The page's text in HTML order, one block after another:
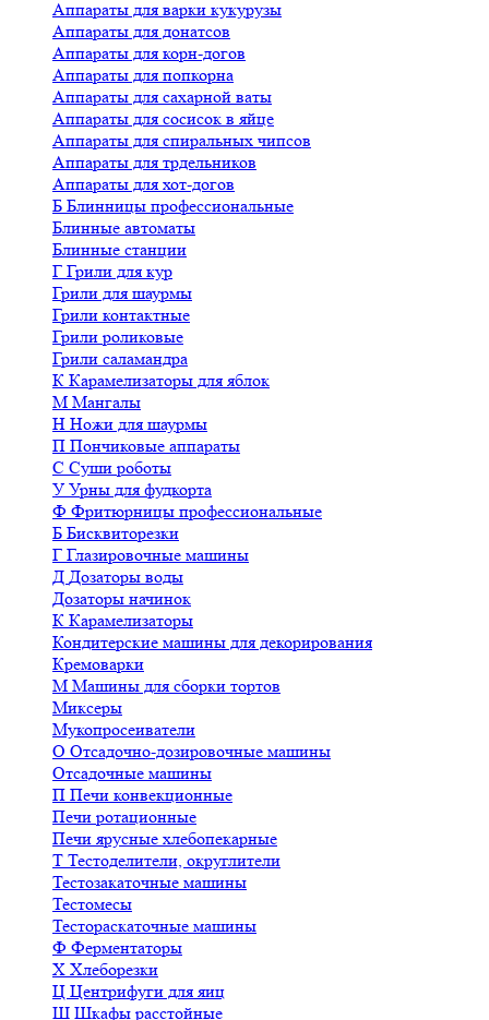
Аппараты для варки кукурузы
Аппараты для донатсов
Аппараты для корн-догов
Аппараты для попкорна
Аппараты для сахарной ваты
Аппараты для сосисок в яйце
Аппараты для спиральных чипсов
Аппараты для трдельников
Аппараты для хот-догов
Б Блинницы профессиональные
Блинные автоматы
Блинные станции
Г Грили для кур
Грили для шаурмы
Грили контактные
Грили роликовые
Грили саламандра
К Карамелизаторы для яблок
М Мангалы
Н Ножи для шаурмы
П Пончиковые аппараты
С Суши роботы
У Урны для фудкорта
Ф Фритюрницы профессиональные
Б Бисквиторезки
Г Глазировочные машины
Д Дозаторы воды
Дозаторы начинок
К Карамелизаторы
Кондитерские машины для декорирования
Кремоварки
М Машины для сборки тортов
Миксеры
Мукопросеиватели
О Отсадочно-дозировочные машины
Отсадочные машины
П Печи конвекционные
Печи ротационные
Печи ярусные хлебопекарные
Т Тестоделители, округлители
Тестозакаточные машины
Тестомесы
Тестораскаточные машины
Ф Ферментаторы
Х Хлеборезки
Ц Центрифуги для яиц
Ш Шкафы расстойные